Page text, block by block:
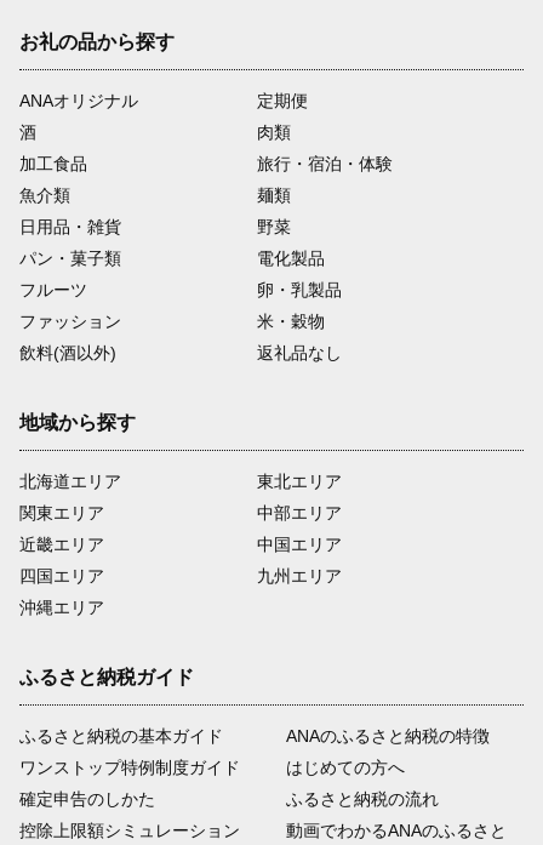
お礼の品から探す
ANAオリジナル
定期便
酒
肉類
加工食品
旅行・宿泊・体験
魚介類
麺類
日用品・雑貨
野菜
パン・菓子類
電化製品
フルーツ
卵・乳製品
ファッション
米・穀物
飲料(酒以外)
返礼品なし
地域から探す
北海道エリア
関東エリア
近畿エリア
四国エリア
沖縄エリア
東北エリア
中部エリア
中国エリア
九州エリア
ふるさと納税ガイド
ふるさと納税の基本ガイド
ワンストップ特例制度ガイド
確定申告のしかた
控除上限額シミュレーション
ANAのふるさと納税の特徴
はじめての方へ
ふるさと納税の流れ
動画でわかるANAのふるさと